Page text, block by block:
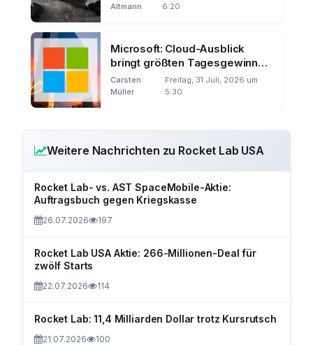
Altmann
6:20
Microsoft: Cloud-Ausblick
bringt größten Tagesgewinn
der Börsengeschichte
Carsten
Müller
Freitag, 31 Juli, 2026 um
5:30
Weitere Nachrichten zu Rocket Lab USA
Rocket Lab- vs. AST SpaceMobile-Aktie:
Auftragsbuch gegen Kriegskasse
26.07.2026 197
Rocket Lab USA Aktie: 266-Millionen-Deal für
zwölf Starts
22.07.2026 114
Rocket Lab: 11,4 Milliarden Dollar trotz Kursrutsch
21.07.2026 100